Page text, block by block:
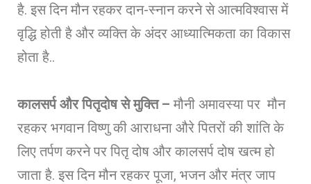
है. इस दिन मौन रहकर दान-स्नान करने से आत्मविश्वास में
वृद्धि होती है और व्यक्ति के अंदर आध्यात्मिकता का विकास
होता है..
कालसर्प और पितृदोष से मुक्ति – मौनी अमावस्या पर मौन
रहकर भगवान विष्णु की आराधना औरे पितरों की शांति के
लिए तर्पण करने पर पितृ दोष और कालसर्प दोष खत्म हो
जाता है. इस दिन मौन रहकर पूजा, भजन और मंत्र जाप